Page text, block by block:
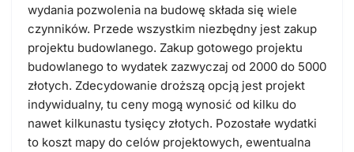
wydania pozwolenia na budowę składa się wiele
czynników. Przede wszystkim niezbędny jest zakup
projektu budowlanego. Zakup gotowego projektu
budowlanego to wydatek zazwyczaj od 2000 do 5000
złotych. Zdecydowanie droższą opcją jest projekt
indywidualny, tu ceny mogą wynosić od kilku do
nawet kilkunastu tysięcy złotych. Pozostałe wydatki
to koszt mapy do celów projektowych, ewentualna